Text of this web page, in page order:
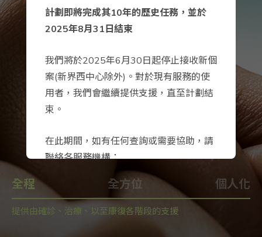
全程 全方位 個人化
提供由確診、治療、以至康復各階段的支援
最新消息
計劃即將完成其10年的歷史任務，並於
2025年8月31日結束
我們將於2025年6月30日起停止接收新個
案(新界西中心除外)。對於現有服務的使
用者，我們會繼續提供支援，直至計劃結
束。
在此期間，如有任何查詢或需要協助，請
聯絡各服務機構：
香港防癌會 (香港島)：3921 3777
基督教家庭服務中心 (九龍)：2950